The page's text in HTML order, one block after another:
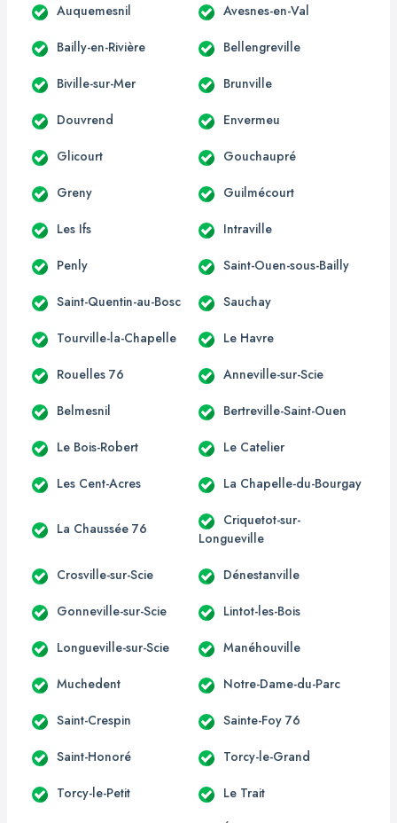
Auquemesnil Avesnes-en-Val
Bailly-en-Rivière Bellengreville
Biville-sur-Mer Brunville
Douvrend Envermeu
Glicourt Gouchaupré
Greny Guilmécourt
Les Ifs Intraville
Penly Saint-Ouen-sous-Bailly
Saint-Quentin-au-Bosc Sauchay
Tourville-la-Chapelle Le Havre
Rouelles 76 Anneville-sur-Scie
Belmesnil Bertreville-Saint-Ouen
Le Bois-Robert Le Catelier
Les Cent-Acres La Chapelle-du-Bourgay
La Chaussée 76
Criquetot-sur-
Longueville
Crosville-sur-Scie Dénestanville
Gonneville-sur-Scie Lintot-les-Bois
Longueville-sur-Scie Manéhouville
Muchedent Notre-Dame-du-Parc
Saint-Crespin Sainte-Foy 76
Saint-Honoré Torcy-le-Grand
Torcy-le-Petit Le Trait